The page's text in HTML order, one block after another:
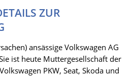
ZUR
ansässige Volkswagen AG
ist heute Muttergesellschaft der
PKW, Seat, Skoda und